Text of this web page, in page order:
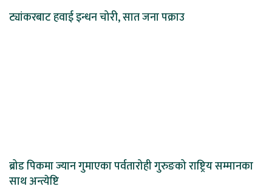
ट्यांकरबाट हवाई इन्धन चोरी, सात जना पक्राउ
ब्रोड पिकमा ज्यान गुमाएका पर्वतारोही गुरुङको राष्ट्रिय सम्मानका
साथ अन्त्येष्टि